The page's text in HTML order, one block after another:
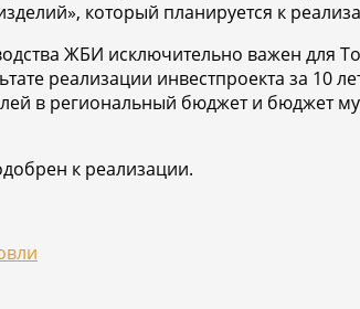
который планируется к
ЖБИ исключительно важен для
реализации инвестпроекта за 10
в региональный бюджет и бюджет
к реализации.